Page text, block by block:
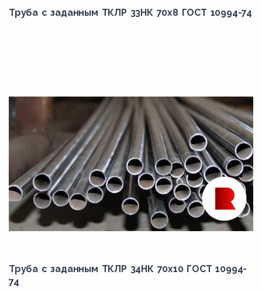
Труба с заданным ТКЛР 33НК 70x8 ГОСТ 10994-74
Труба с заданным ТКЛР 34НК 70x10 ГОСТ 10994-
74